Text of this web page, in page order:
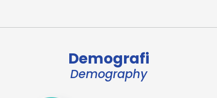
Pengendalian Penduduk dan Keluarga Berencana
Satuan Polisi Pamong Praja
Demografi
Demography